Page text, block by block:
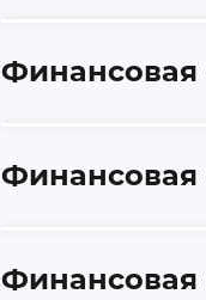
Финансовая
Финансовая
Финансовая